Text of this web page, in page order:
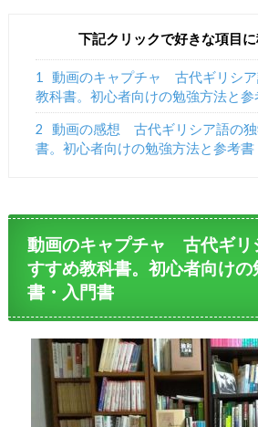
下記クリックで好きな項目
1
動画のキャプチャ 古代ギリシア
教科書。初心者向けの勉強方法と
2
動画の感想 古代ギリシア語の
書。初心者向けの勉強方法と参考書
動画のキャプチャ 古代ギリ
すすめ教科書。初心者向け
書・入門書